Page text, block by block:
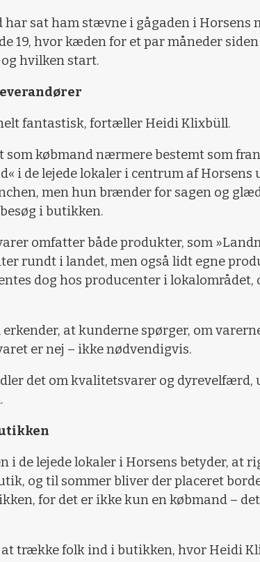
har sat ham stævne i gågaden i Horsens
19, hvor kæden for et par måneder
hvilken start.
fantastisk, fortæller Heidi Klixbüll.
som købmand nærmere bestemt som
i de lejede lokaler i centrum af Horsens
men hun brænder for sagen og
i butikken.
omfatter både produkter, som
rundt i landet, men også lidt egne
dog hos producenter i lokalområdet,
at kunderne spørger, om
er nej – ikke nødvendigvis.
det om kvalitetsvarer og dyrevelfærd,
i de lejede lokaler i Horsens betyder, at
og til sommer bliver der placeret
for det er ikke kun en købmand –
at trække folk ind i butikken, hvor Heidi